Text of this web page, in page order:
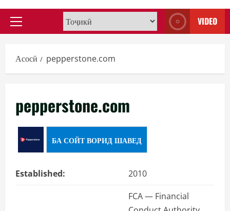
Primary
VIDEO
Асосӣ pepperstone.com
pepperstone.com
БА СОЙТ ВОРИД ШАВЕД
Established: 2010
FCA — Financial